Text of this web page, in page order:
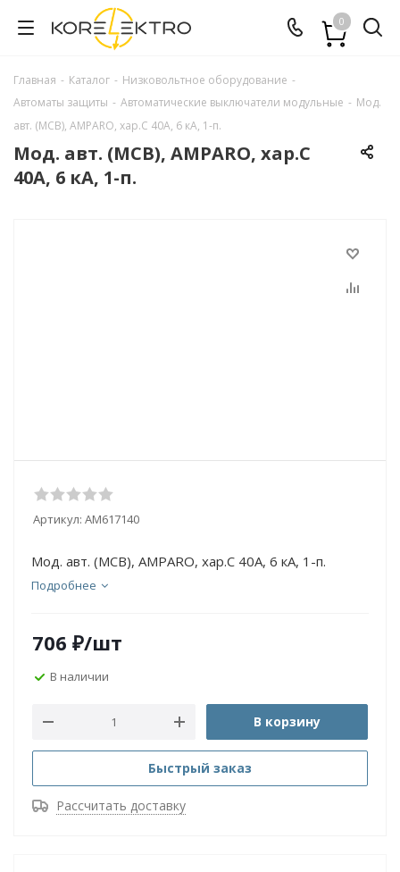
0
Главная - Каталог - Низковольтное оборудование -
Автоматы защиты - Автоматические выключатели модульные - Мод.
авт. (МСВ), AMPARO, хар.С 40А, 6 кА, 1-п.
Мод. авт. (МСВ), AMPARO, хар.С
40А, 6 кА, 1-п.
Артикул: AM617140
Мод. авт. (МСВ), AMPARO, хар.С 40А, 6 кА, 1-п.
Подробнее
706 ₽/шт
В наличии
В корзину
Быстрый заказ
Рассчитать доставку